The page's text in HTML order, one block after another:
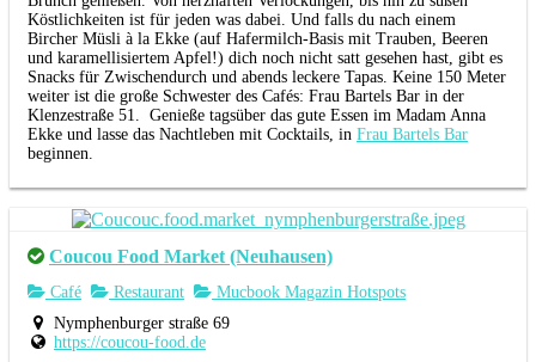
Köstlichkeiten ist für jeden was dabei. Und falls du nach einem
Bircher Müsli à la Ekke (auf Hafermilch-Basis mit Trauben, Beeren
und karamellisiertem Apfel!) dich noch nicht satt gesehen hast, gibt es
Snacks für Zwischendurch und abends leckere Tapas. Keine 150 Meter
weiter ist die große Schwester des Cafés: Frau Bartels Bar in der
Klenzestraße 51. Genieße tagsüber das gute Essen im Madam Anna
Ekke und lasse das Nachtleben mit Cocktails, in Frau Bartels Bar
beginnen.
Coucou Food Market (Neuhausen)
Café Restaurant
Mucbook Magazin Hotspots
Nymphenburger straße 69
https://coucou-food.de